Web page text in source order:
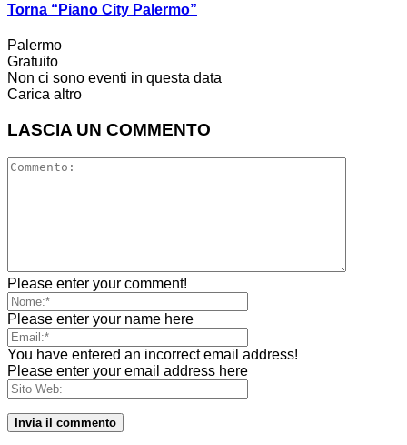
Torna “Piano City Palermo”
Palermo
Gratuito
Non ci sono eventi in questa data
Carica altro
LASCIA UN COMMENTO
Please enter your comment!
Please enter your name here
You have entered an incorrect email address!
Please enter your email address here